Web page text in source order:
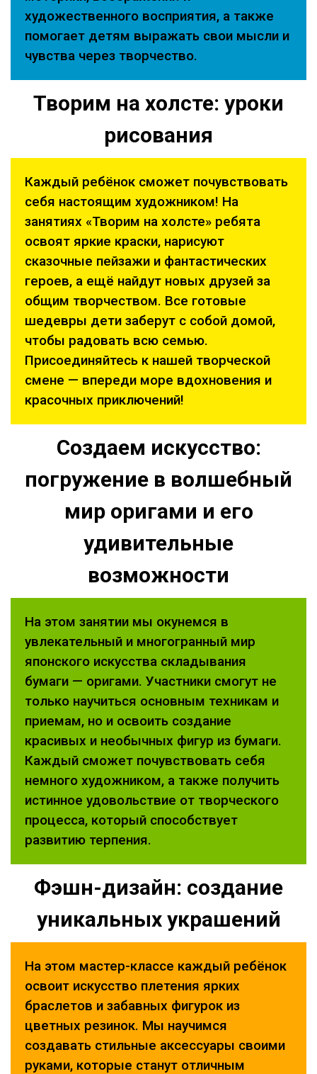
художественного восприятия, а также
помогает детям выражать свои мысли и
чувства через творчество.
Творим на холсте: уроки
рисования
Каждый ребёнок сможет почувствовать
себя настоящим художником! На
занятиях «Творим на холсте» ребята
освоят яркие краски, нарисуют
сказочные пейзажи и фантастических
героев, а ещё найдут новых друзей за
общим творчеством. Все готовые
шедевры дети заберут с собой домой,
чтобы радовать всю семью.
Присоединяйтесь к нашей творческой
смене — впереди море вдохновения и
красочных приключений!
Создаем искусство:
погружение в волшебный
мир оригами и его
удивительные
возможности
На этом занятии мы окунемся в
увлекательный и многогранный мир
японского искусства складывания
бумаги — оригами. Участники смогут не
только научиться основным техникам и
приемам, но и освоить создание
красивых и необычных фигур из бумаги.
Каждый сможет почувствовать себя
немного художником, а также получить
истинное удовольствие от творческого
процесса, который способствует
развитию терпения.
Фэшн-дизайн: создание
уникальных украшений
На этом мастер-классе каждый ребёнок
освоит искусство плетения ярких
браслетов и забавных фигурок из
цветных резинок. Мы научимся
создавать стильные аксессуары своими
руками, которые станут отличным